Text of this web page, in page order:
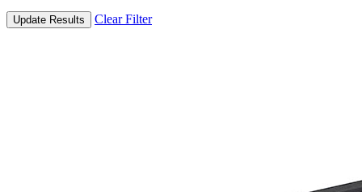
Update Results Clear Filter